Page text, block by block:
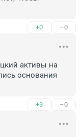
+0 –0
активы на
основания
+3 –0